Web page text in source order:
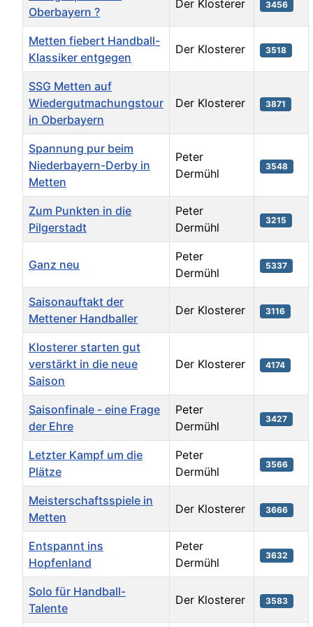
Oberbayern ?
Der Klosterer 3456
Metten fiebert Handball-
Klassiker entgegen
Der Klosterer 3518
SSG Metten auf
Wiedergutmachungstour
in Oberbayern
Der Klosterer 3871
Spannung pur beim
Niederbayern-Derby in
Metten
Peter
Dermühl
3548
Zum Punkten in die
Pilgerstadt
Peter
Dermühl
3215
Ganz neu
Peter
Dermühl
5337
Saisonauftakt der
Mettener Handballer
Der Klosterer 3116
Klosterer starten gut
verstärkt in die neue
Saison
Der Klosterer 4174
Saisonfinale - eine Frage
der Ehre
Peter
Dermühl
3427
Letzter Kampf um die
Plätze
Peter
Dermühl
3566
Meisterschaftsspiele in
Metten
Der Klosterer 3666
Entspannt ins
Hopfenland
Peter
Dermühl
3632
Solo für Handball-
Talente
Der Klosterer 3583